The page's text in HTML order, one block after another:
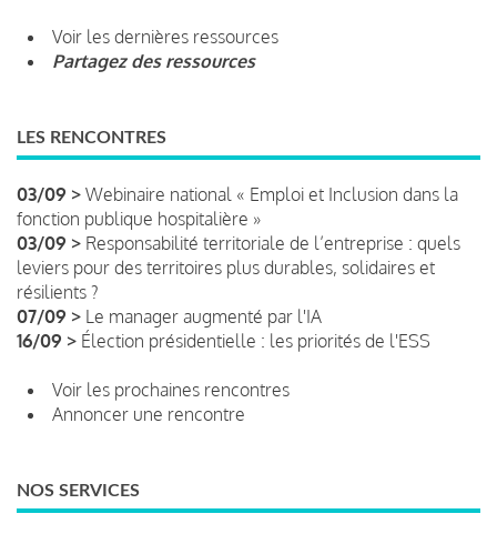
Voir les dernières ressources
Partagez des ressources
LES RENCONTRES
03/09 > Webinaire national « Emploi et Inclusion dans la
fonction publique hospitalière »
03/09 > Responsabilité territoriale de l’entreprise : quels
leviers pour des territoires plus durables, solidaires et
résilients ?
07/09 > Le manager augmenté par l'IA
16/09 > Élection présidentielle : les priorités de l'ESS
Voir les prochaines rencontres
Annoncer une rencontre
NOS SERVICES